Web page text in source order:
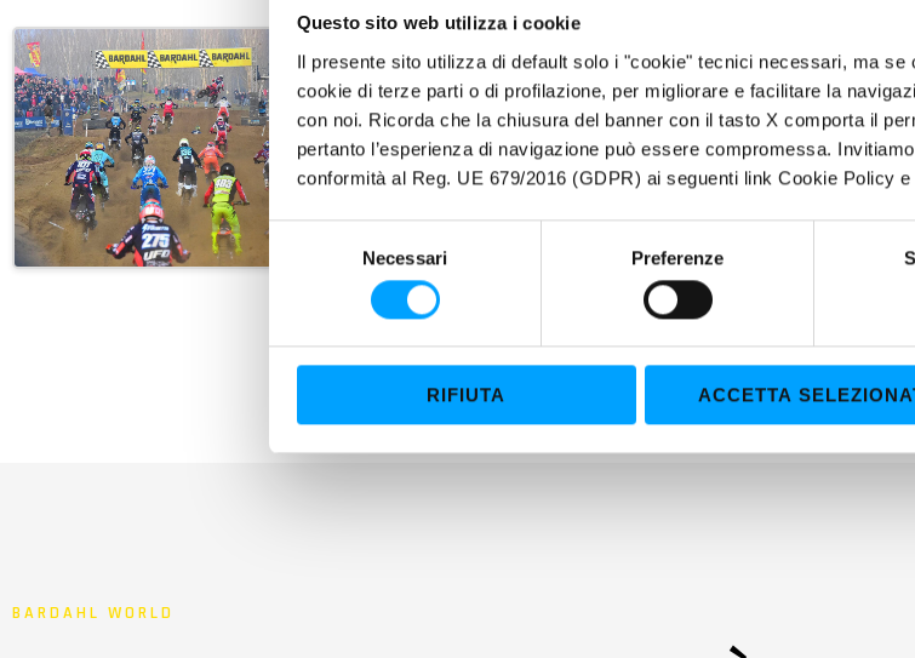
Questo sito web utilizza i cookie
Il presente sito utilizza di default solo i "cookie" tecnici necessari, ma
cookie di terze parti o di profilazione, per migliorare e facilitare la
con noi. Ricorda che la chiusura del banner con il tasto X comporta il
pertanto l’esperienza di navigazione può essere compromessa.
conformità al Reg. UE 679/2016 (GDPR) ai seguenti link Cookie Policy
S
e
z
Necessari Preferenze
RIFIUTA ACCETTA
BARDAHL WORLD